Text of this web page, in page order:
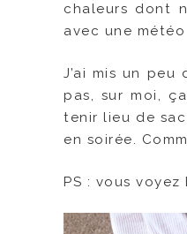
chaleurs dont
avec une
J’ai mis un peu
pas, sur moi,
tenir lieu de
en soirée.
PS : vous